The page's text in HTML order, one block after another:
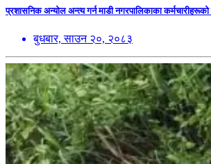
प्रशासनिक अन्योल अन्त्य गर्न माडी नगरपालिकाका
बुधबार, साउन २०, २०८३